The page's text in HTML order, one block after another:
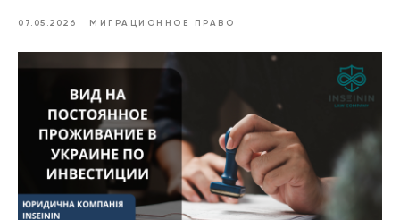
07.05.2026 МИГРАЦИОННОЕ ПРАВО